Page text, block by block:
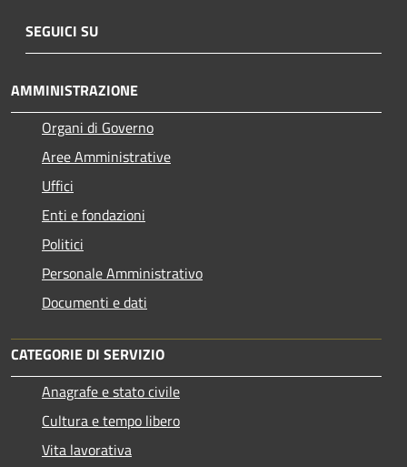
SEGUICI SU
AMMINISTRAZIONE
Organi di Governo
Aree Amministrative
Uffici
Enti e fondazioni
Politici
Personale Amministrativo
Documenti e dati
CATEGORIE DI SERVIZIO
Anagrafe e stato civile
Cultura e tempo libero
Vita lavorativa